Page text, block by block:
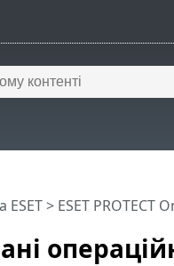
ESET> ESET PROTECT